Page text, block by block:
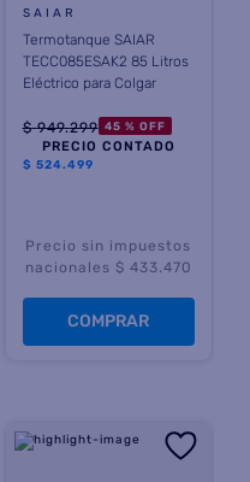
SAIAR
Termotanque SAIAR
TECC085ESAK2 85 Litros
Eléctrico para Colgar
$ 949.299 45 % OFF
PRECIO CONTADO
$ 524.499
Precio sin impuestos
nacionales $ 433.470
COMPRAR